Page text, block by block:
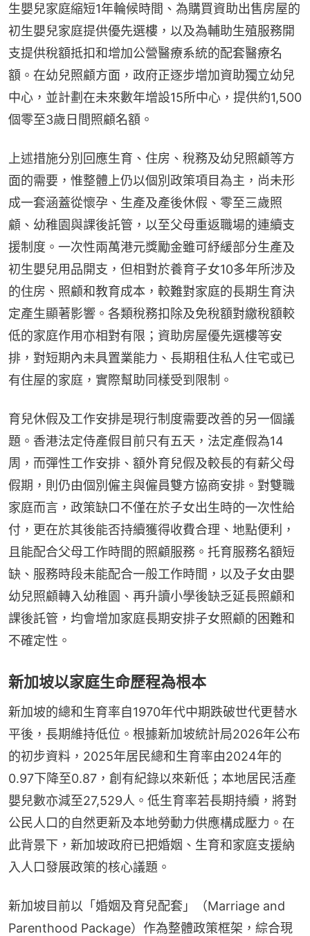
生嬰兒家庭縮短1年輪候時間、為購買資助出售房屋的
初生嬰兒家庭提供優先選樓，以及為輔助生殖服務開
支提供稅額抵扣和增加公營醫療系統的配套醫療名
額。在幼兒照顧方面，政府正逐步增加資助獨立幼兒
中心，並計劃在未來數年增設15所中心，提供約1,500
個零至3歲日間照顧名額。
上述措施分別回應生育、住房、稅務及幼兒照顧等方
面的需要，惟整體上仍以個別政策項目為主，尚未形
成一套涵蓋從懷孕、生產及產後休假、零至三歲照
顧、幼稚園與課後託管，以至父母重返職場的連續支
援制度。一次性兩萬港元獎勵金雖可紓緩部分生產及
初生嬰兒用品開支，但相對於養育子女10多年所涉及
的住房、照顧和教育成本，較難對家庭的長期生育決
定產生顯著影響。各類稅務扣除及免稅額對繳稅額較
低的家庭作用亦相對有限；資助房屋優先選樓等安
排，對短期內未具置業能力、長期租住私人住宅或已
有住屋的家庭，實際幫助同樣受到限制。
育兒休假及工作安排是現行制度需要改善的另一個議
題。香港法定侍產假目前只有五天，法定產假為14
周，而彈性工作安排、額外育兒假及較長的有薪父母
假期，則仍由個別僱主與僱員雙方協商安排。對雙職
家庭而言，政策缺口不僅在於子女出生時的一次性給
付，更在於其後能否持續獲得收費合理、地點便利，
且能配合父母工作時間的照顧服務。托育服務名額短
缺、服務時段未能配合一般工作時間，以及子女由嬰
幼兒照顧轉入幼稚園、再升讀小學後缺乏延長照顧和
課後託管，均會增加家庭長期安排子女照顧的困難和
不確定性。
新加坡以家庭生命歷程為根本
新加坡的總和生育率自1970年代中期跌破世代更替水
平後，長期維持低位。根據新加坡統計局2026年公布
的初步資料，2025年居民總和生育率由2024年的
0.97下降至0.87，創有紀錄以來新低；本地居民活產
嬰兒數亦減至27,529人。低生育率若長期持續，將對
公民人口的自然更新及本地勞動力供應構成壓力。在
此背景下，新加坡政府已把婚姻、生育和家庭支援納
入人口發展政策的核心議題。
新加坡目前以「婚姻及育兒配套」（Marriage and
Parenthood Package）作為整體政策框架，綜合現